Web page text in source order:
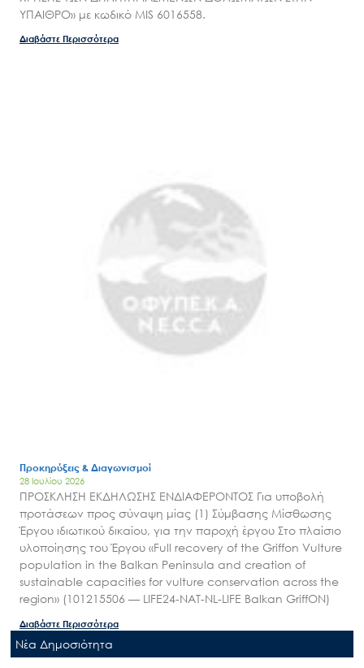
ΥΠΑΙΘΡΟ» με κωδικό MIS 6016558.
Διαβάστε Περισσότερα
Προκηρύξεις & Διαγωνισμοί
28 Ιουλίου 2026
ΠΡΟΣΚΛΗΣΗ ΕΚΔΗΛΩΣΗΣ ΕΝΔΙΑΦΕΡΟΝΤΟΣ Για υποβολή
προτάσεων προς σύναψη μίας (1) Σύμβασης Μίσθωσης
Έργου ιδιωτικού δικαίου, για την παροχή έργου Στο πλαίσιο
υλοποίησης του Έργου «Full recovery of the Griffon Vulture
population in the Balkan Peninsula and creation of
sustainable capacities for vulture conservation across the
region» (101215506 — LIFE24-NAT-NL-LIFE Balkan GriffON)
Διαβάστε Περισσότερα
Nέα Δημοσιότητα